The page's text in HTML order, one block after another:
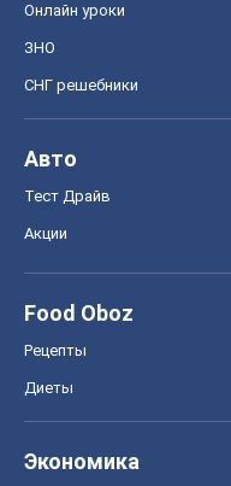
Онлайн уроки
ЗНО
СНГ решебники
Авто
Тест Драйв
Акции
Food Oboz
Рецепты
Диеты
Экономика